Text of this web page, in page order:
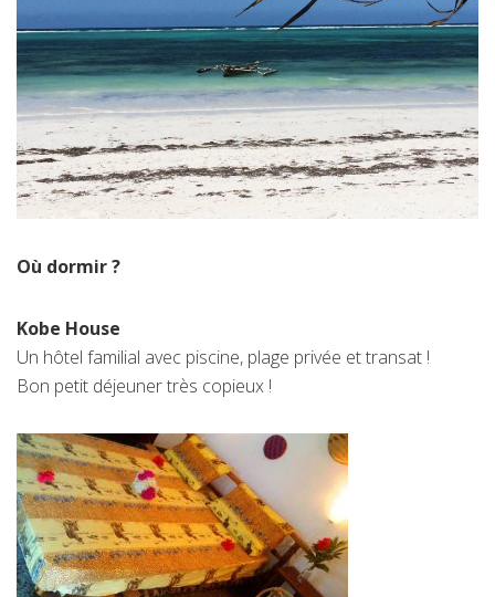
Où dormir ?
Kobe House
Un hôtel familial avec piscine, plage privée et transat !
Bon petit déjeuner très copieux !